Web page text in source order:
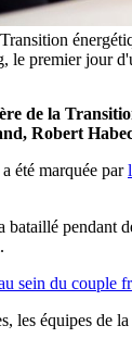
le premier jour
de la
Robert
été marquée par
pendant
sein du couple
les équipes de